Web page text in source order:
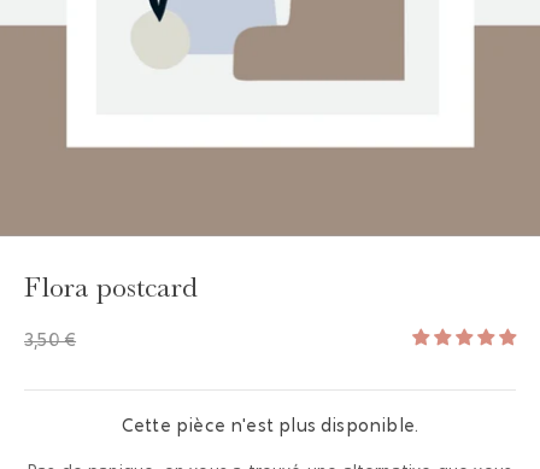
Flora postcard
3,50 €
Cette pièce n'est plus disponible.